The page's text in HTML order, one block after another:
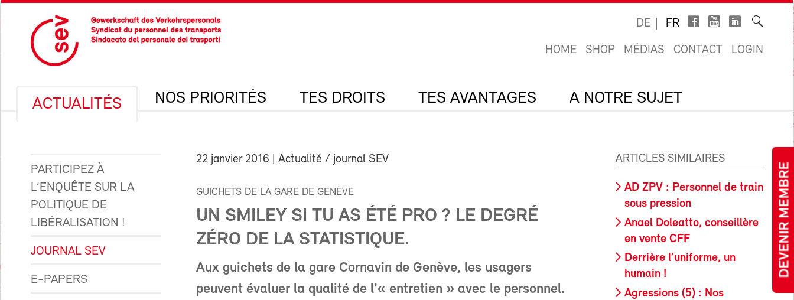
DEVENIR MEMBRE
DE FR
HOME SHOP MÉDIAS CONTACT LOGIN
ACTUALITÉS NOS PRIORITÉS TES DROITS TES AVANTAGES A NOTRE SUJET
PARTICIPEZ À
L’ENQUÊTE SUR LA
POLITIQUE DE
LIBÉRALISATION !
JOURNAL SEV
E-PAPERS
22 janvier 2016 | Actualité / journal SEV
GUICHETS DE LA GARE DE GENÈVE
UN SMILEY SI TU AS ÉTÉ PRO ? LE DEGRÉ
ZÉRO DE LA STATISTIQUE.
Aux guichets de la gare Cornavin de Genève, les usagers
peuvent évaluer la qualité de l’« entretien » avec le personnel.
ARTICLES SIMILAIRES
AD ZPV : Personnel de train
sous pression
Anael Doleatto, conseillère
en vente CFF
Derrière l’uniforme, un
humain !
Agressions (5) : Nos